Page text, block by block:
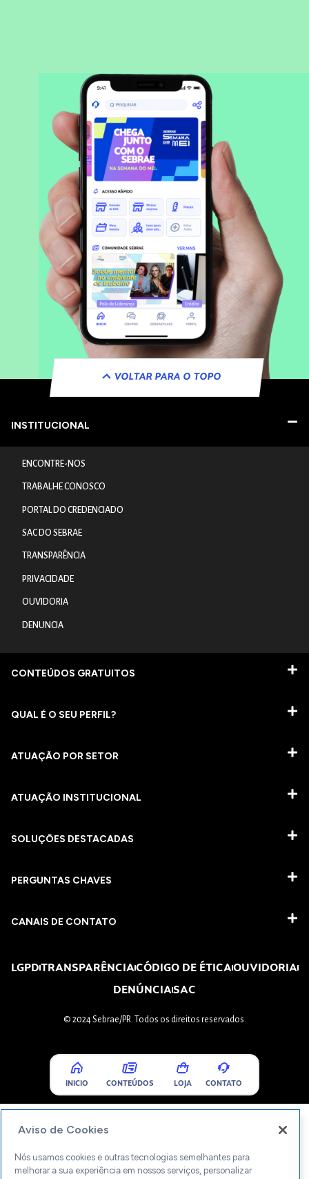
VOLTAR PARA O TOPO
INSTITUCIONAL
ENCONTRE-NOS
TRABALHE CONOSCO
PORTAL DO CREDENCIADO
SAC DO SEBRAE
TRANSPARÊNCIA
PRIVACIDADE
OUVIDORIA
DENUNCIA
CONTEÚDOS GRATUITOS
QUAL É O SEU PERFIL?
ATUAÇÃO POR SETOR
ATUAÇÃO INSTITUCIONAL
SOLUÇÕES DESTACADAS
PERGUNTAS CHAVES​
CANAIS DE CONTATO
LGPDTRANSPARÊNCIACÓDIGO DE ÉTICAOUVIDORIA
DENÚNCIASAC
© 2024 Sebrae/PR. Todos os direitos reservados.
INICIO CONTEÚDOS LOJA CONTATO
Aviso de Cookies
Nós usamos cookies e outras tecnologias semelhantes para
melhorar a sua experiência em nossos serviços, personalizar